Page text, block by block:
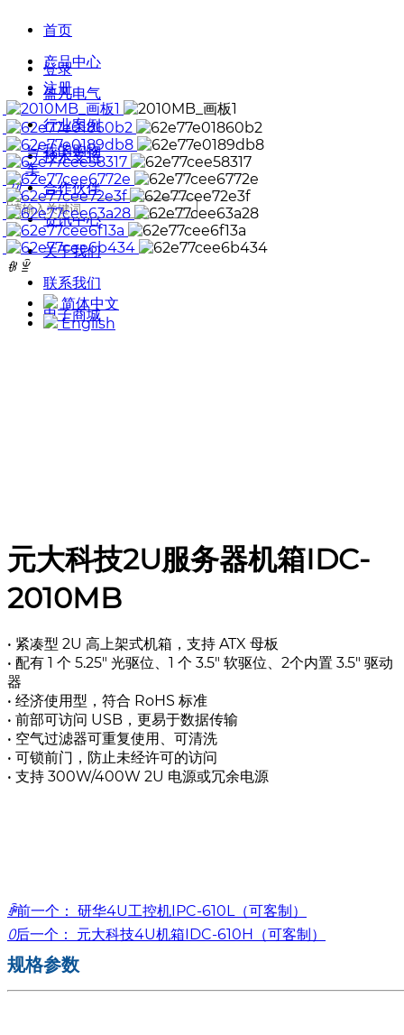
首页
产品中心
盈凡电气
行业案例
技术支持
合作伙伴
资讯中心
关于我们
联系我们
电子商城
登录
注册
낙我的购物
车
끠
简体中文
English
ꁆ ꁇ
元大科技2U服务器机箱IDC-
2010MB
• 紧凑型 2U 高上架式机箱，支持 ATX 母板
• 配有 1 个 5.25" 光驱位、1 个 3.5" 软驱位、2个内置 3.5" 驱动
器
• 经济使用型，符合 RoHS 标准
• 前部可访问 USB，更易于数据传输
• 空气过滤器可重复使用、可清洗
• 可锁前门，防止未经许可的访问
• 支持 300W/400W 2U 电源或冗余电源
ꄴ前一个： 研华4U工控机IPC-610L（可客制）
ꄲ后一个： 元大科技4U机箱IDC-610H（可客制）
规格参数